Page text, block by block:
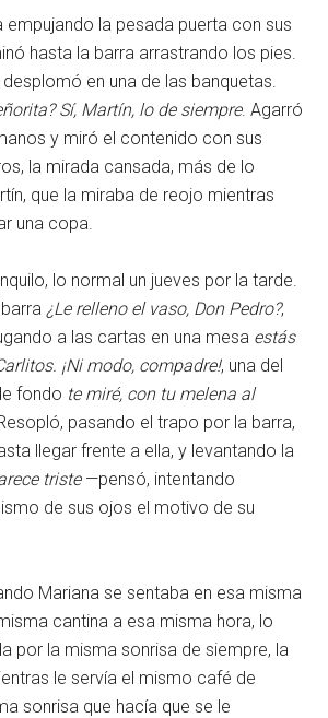
empujando la pesada puerta con sus
hasta la barra arrastrando los pies.
en una de las banquetas.
Sí, Martín, lo de siempre. Agarró
y miró el contenido con sus
la mirada cansada, más de lo
que la miraba de reojo mientras
una copa.
lo normal un jueves por la tarde.
¿Le relleno el vaso, Don Pedro?,
a las cartas en una mesa estás
¡Ni modo, compadre!, una del
fondo te miré, con tu melena al
pasando el trapo por la barra,
llegar frente a ella, y levantando la
triste —pensó, intentando
de sus ojos el motivo de su
Mariana se sentaba en esa misma
cantina a esa misma hora, lo
por la misma sonrisa de siempre, la
le servía el mismo café de
sonrisa que hacía que se le